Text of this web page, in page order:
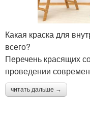
Какая краска для
всего?
Перечень красящих
проведении
читать дальше →